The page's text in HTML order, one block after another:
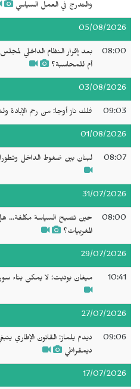
والتدرج في العمل السياسي
05/08/2026
08:00
بعد إقرار النظام الداخلي
أم للمحاسبة؟
03/08/2026
09:03 فلك ناز أوجا: من رحم الإبادة
01/08/2026
08:07 لبنان بين ضغوط الداخل
31/07/2026
08:00
حين تصبح السياسة مكلفة... هل
المغربيات؟
29/07/2026
10:41 ميغان بوديت: لا يمكن بناء
27/07/2026
09:06
ديدم يلماز: القانون الإطاري
ديمقراطي
17/07/2026